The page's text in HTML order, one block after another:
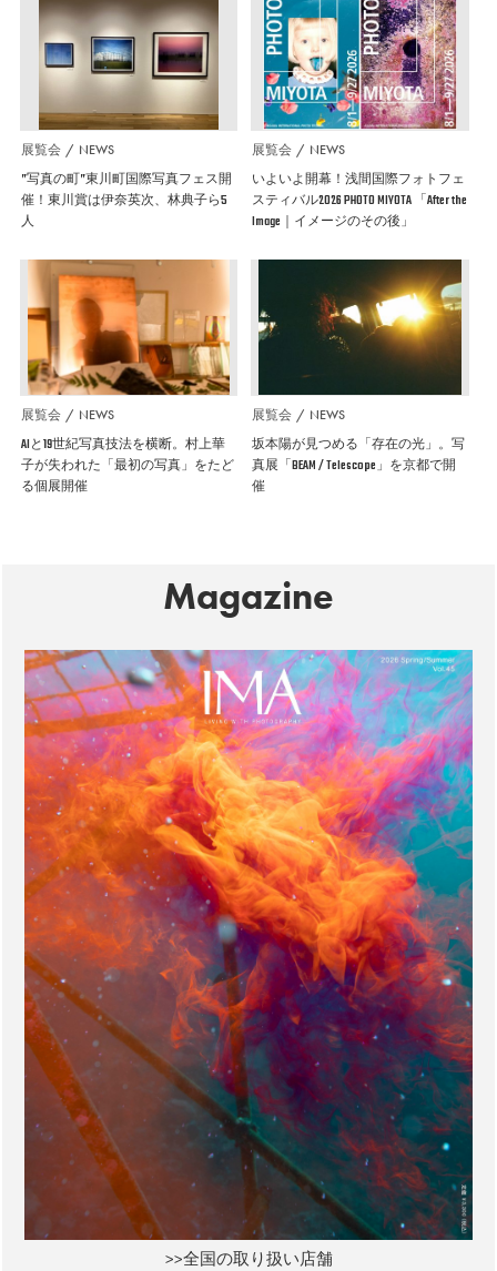
展覧会 NEWS
”写真の町”東川町国際写真フェス開
催！東川賞は伊奈英次、林典子ら5
人
展覧会 NEWS
いよいよ開幕！浅間国際フォトフェ
スティバル2026 PHOTO MIYOTA 「After the
Image｜イメージのその後」
展覧会 NEWS
AIと19世紀写真技法を横断。村上華
子が失われた「最初の写真」をたど
る個展開催
展覧会 NEWS
坂本陽が見つめる「存在の光」。写
真展「BEAM / Telescope」を京都で開
催
Magazine
>>全国の取り扱い店舗